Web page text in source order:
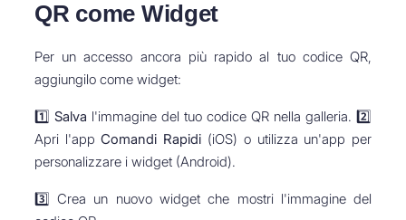
QR come Widget
Per un accesso ancora più rapido al tuo codice QR,
aggiungilo come widget:
1️⃣ Salva l'immagine del tuo codice QR nella galleria. 2️⃣
Apri l'appComandi Rapidi (iOS) o utilizza un'app per
personalizzare i widget (Android).
3️⃣ Crea un nuovo widget che mostri l'immagine del